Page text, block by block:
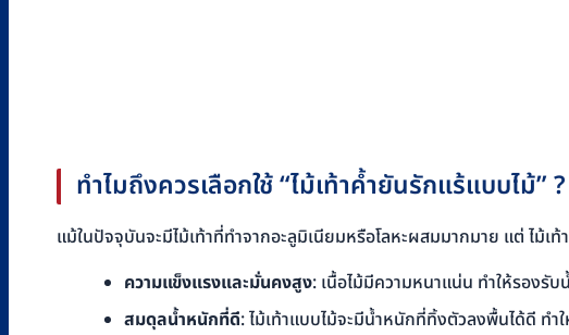
ทำไมถึงควรเลือกใช้ “ไม้เท้าค้ำยันรักแร้แบบไม้” ?
แม้ในปัจจุบันจะมีไม้เท้าที่ทำจากอะลูมิเนียมหรือโลหะผสมมากมาย แต่ ไม้
ความแข็งแรงและมั่นคงสูง: เนื้อไม้มีความหนาแน่น ทำให้รองรั
สมดุลน้ำหนักที่ดี: ไม้เท้าแบบไม้จะมีน้ำหนักที่ทิ้งตัวลงพื้นได้ดี ท